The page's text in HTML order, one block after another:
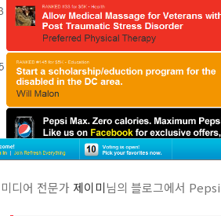
디어 전문가 제이미님의 블로그에서